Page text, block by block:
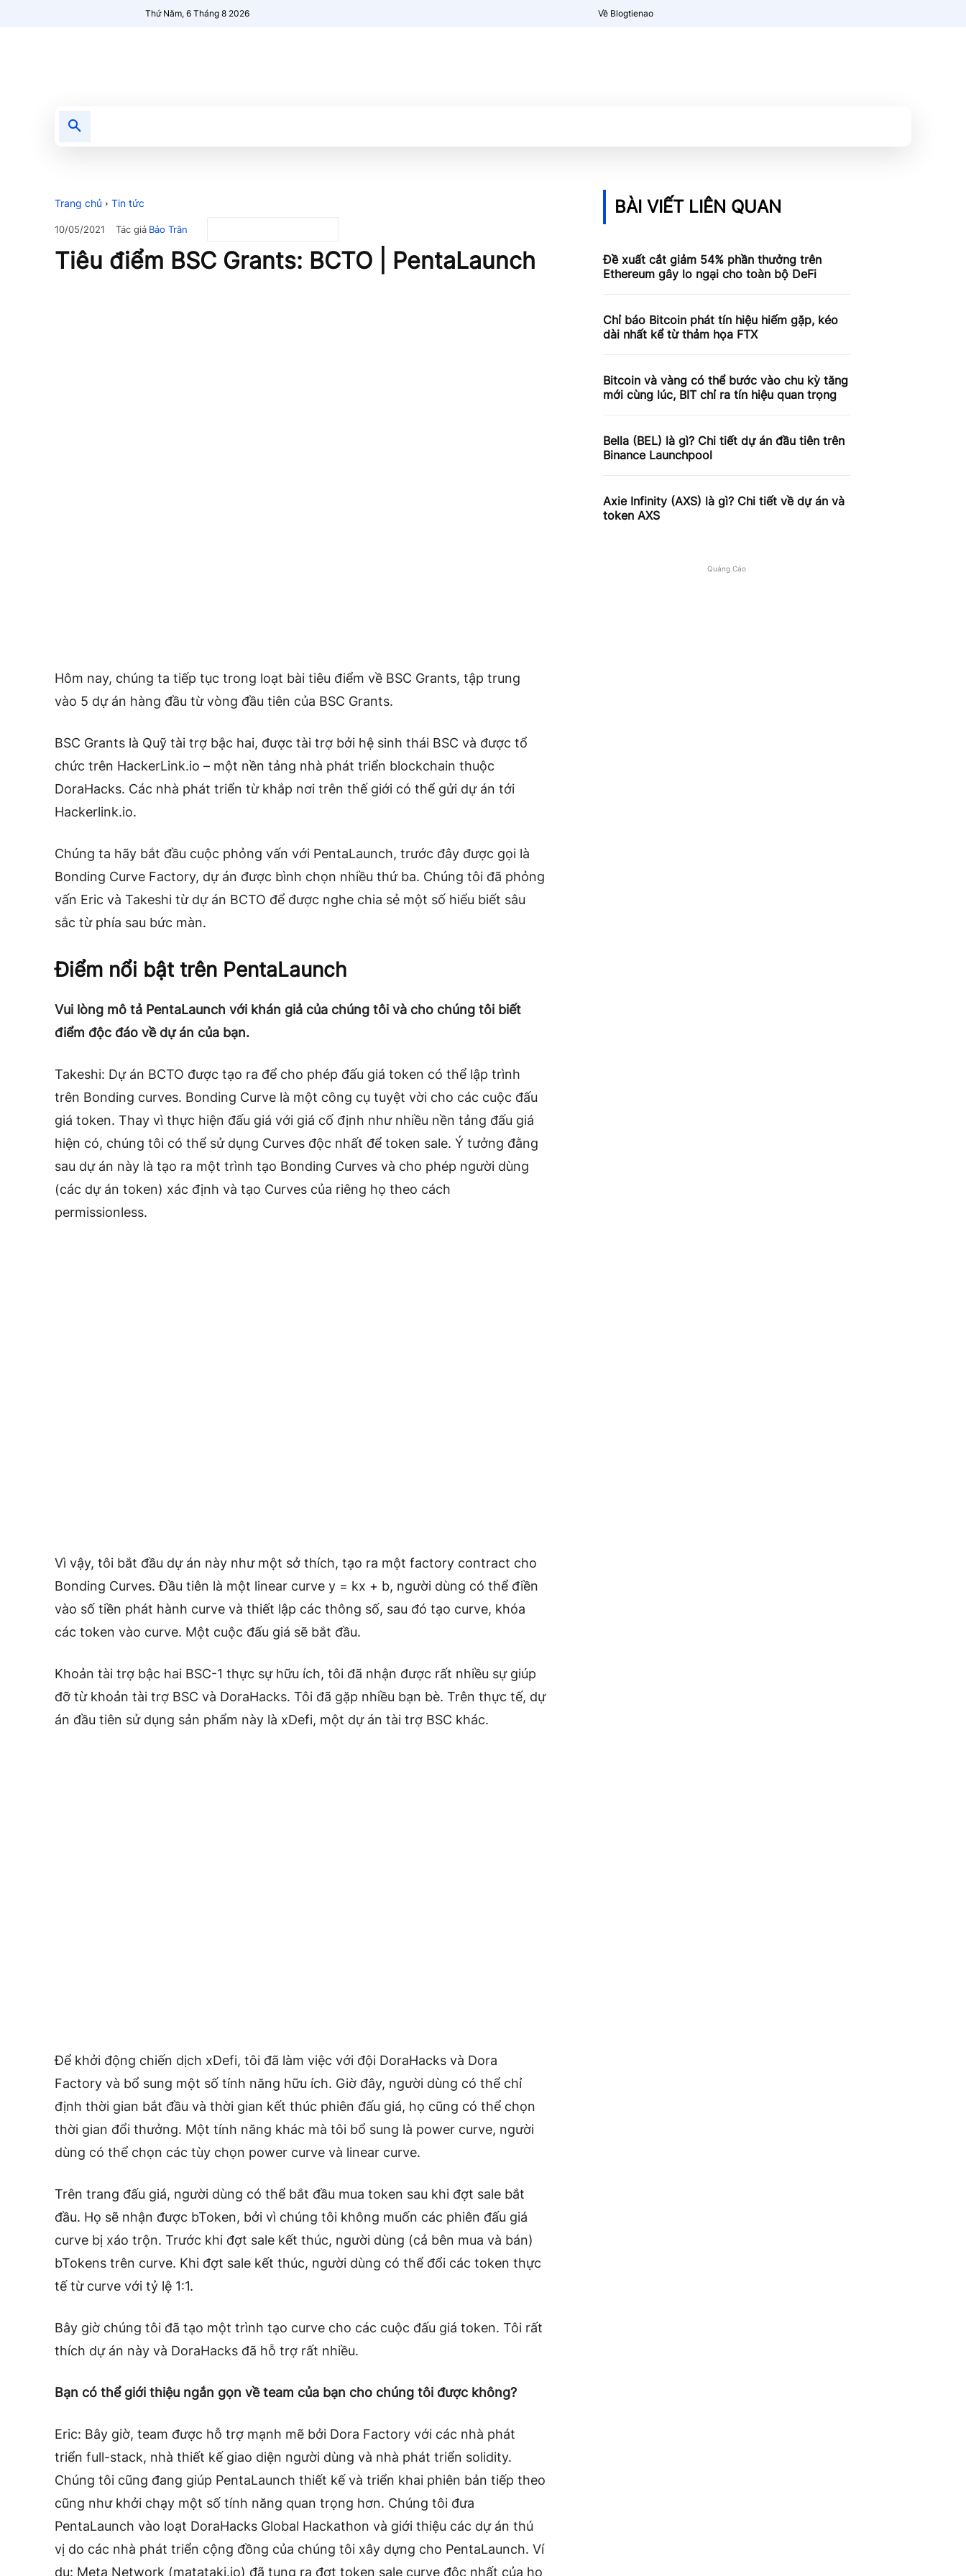
Thứ Năm, 6 Tháng 8 2026 Về Blogtienao
Trang chủ Tin tức
10/05/2021 Tác giả Bảo Trân
Tiêu điểm BSC Grants: BCTO | PentaLaunch
Hôm nay, chúng ta tiếp tục trong loạt bài tiêu điểm về BSC Grants, tập trung
vào 5 dự án hàng đầu từ vòng đầu tiên của BSC Grants.
BSC Grants là Quỹ tài trợ bậc hai, được tài trợ bởi hệ sinh thái BSC và được tổ
chức trên HackerLink.io – một nền tảng nhà phát triển blockchain thuộc
DoraHacks. Các nhà phát triển từ khắp nơi trên thế giới có thể gửi dự án tới
Hackerlink.io.
Chúng ta hãy bắt đầu cuộc phỏng vấn với PentaLaunch, trước đây được gọi là
Bonding Curve Factory, dự án được bình chọn nhiều thứ ba. Chúng tôi đã phỏng
vấn Eric và Takeshi từ dự án BCTO để được nghe chia sẻ một số hiểu biết sâu
sắc từ phía sau bức màn.
Điểm nổi bật trên PentaLaunch
Vui lòng mô tả PentaLaunch với khán giả của chúng tôi và cho chúng tôi biết
điểm độc đáo về dự án của bạn.
Takeshi: Dự án BCTO được tạo ra để cho phép đấu giá token có thể lập trình
trên Bonding curves. Bonding Curve là một công cụ tuyệt vời cho các cuộc đấu
giá token. Thay vì thực hiện đấu giá với giá cố định như nhiều nền tảng đấu giá
hiện có, chúng tôi có thể sử dụng Curves độc nhất để token sale. Ý tưởng đằng
sau dự án này là tạo ra một trình tạo Bonding Curves và cho phép người dùng
(các dự án token) xác định và tạo Curves của riêng họ theo cách
permissionless.
Vì vậy, tôi bắt đầu dự án này như một sở thích, tạo ra một factory contract cho
Bonding Curves. Đầu tiên là một linear curve y = kx + b, người dùng có thể điền
vào số tiền phát hành curve và thiết lập các thông số, sau đó tạo curve, khóa
các token vào curve. Một cuộc đấu giá sẽ bắt đầu.
Khoản tài trợ bậc hai BSC-1 thực sự hữu ích, tôi đã nhận được rất nhiều sự giúp
đỡ từ khoản tài trợ BSC và DoraHacks. Tôi đã gặp nhiều bạn bè. Trên thực tế, dự
án đầu tiên sử dụng sản phẩm này là xDefi, một dự án tài trợ BSC khác.
Để khởi động chiến dịch xDefi, tôi đã làm việc với đội DoraHacks và Dora
Factory và bổ sung một số tính năng hữu ích. Giờ đây, người dùng có thể chỉ
định thời gian bắt đầu và thời gian kết thúc phiên đấu giá, họ cũng có thể chọn
thời gian đổi thưởng. Một tính năng khác mà tôi bổ sung là power curve, người
dùng có thể chọn các tùy chọn power curve và linear curve.
Trên trang đấu giá, người dùng có thể bắt đầu mua token sau khi đợt sale bắt
đầu. Họ sẽ nhận được bToken, bởi vì chúng tôi không muốn các phiên đấu giá
curve bị xáo trộn. Trước khi đợt sale kết thúc, người dùng (cả bên mua và bán)
bTokens trên curve. Khi đợt sale kết thúc, người dùng có thể đổi các token thực
tế từ curve với tỷ lệ 1:1.
Bây giờ chúng tôi đã tạo một trình tạo curve cho các cuộc đấu giá token. Tôi rất
thích dự án này và DoraHacks đã hỗ trợ rất nhiều.
Bạn có thể giới thiệu ngắn gọn về team của bạn cho chúng tôi được không?
Eric: Bây giờ, team được hỗ trợ mạnh mẽ bởi Dora Factory với các nhà phát
triển full-stack, nhà thiết kế giao diện người dùng và nhà phát triển solidity.
Chúng tôi cũng đang giúp PentaLaunch thiết kế và triển khai phiên bản tiếp theo
cũng như khởi chạy một số tính năng quan trọng hơn. Chúng tôi đưa
PentaLaunch vào loạt DoraHacks Global Hackathon và giới thiệu các dự án thú
vị do các nhà phát triển cộng đồng của chúng tôi xây dựng cho PentaLaunch. Ví
dụ: Meta Network (matataki.io) đã tung ra đợt token sale curve độc nhất của họ
BÀI VIẾT LIÊN QUAN
Đề xuất cắt giảm 54% phần thưởng trên
Ethereum gây lo ngại cho toàn bộ DeFi
Chỉ báo Bitcoin phát tín hiệu hiếm gặp, kéo
dài nhất kể từ thảm họa FTX
Bitcoin và vàng có thể bước vào chu kỳ tăng
mới cùng lúc, BIT chỉ ra tín hiệu quan trọng
Bella (BEL) là gì? Chi tiết dự án đầu tiên trên
Binance Launchpool
Axie Infinity (AXS) là gì? Chi tiết về dự án và
token AXS
Quảng Cáo